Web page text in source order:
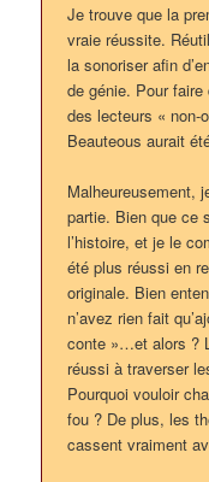
Je trouve que la
vraie réussite.
la sonoriser afin
de génie. Pour
des lecteurs « non-
Beauteous aurait
Malheureusement,
partie. Bien que ce
l’histoire, et je le
été plus réussi en
originale. Bien
n’avez rien fait
conte »…et alors ?
réussi à traverser
Pourquoi vouloir
fou ? De plus, les
cassent vraiment